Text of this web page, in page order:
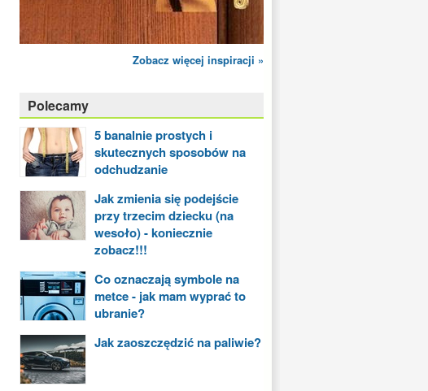
Zobacz więcej inspiracji »
Polecamy
5 banalnie prostych i
skutecznych sposobów na
odchudzanie
Jak zmienia się podejście
przy trzecim dziecku (na
wesoło) - koniecznie
zobacz!!!
Co oznaczają symbole na
metce - jak mam wyprać to
ubranie?
Jak zaoszczędzić na paliwie?